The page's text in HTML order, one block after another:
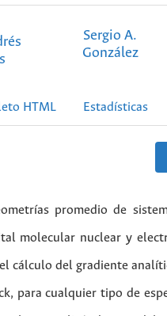
Sergio A.
González
HTML Estadísticas
promedio de
molecular nuclear y
cálculo del gradiente
para cualquier tipo de